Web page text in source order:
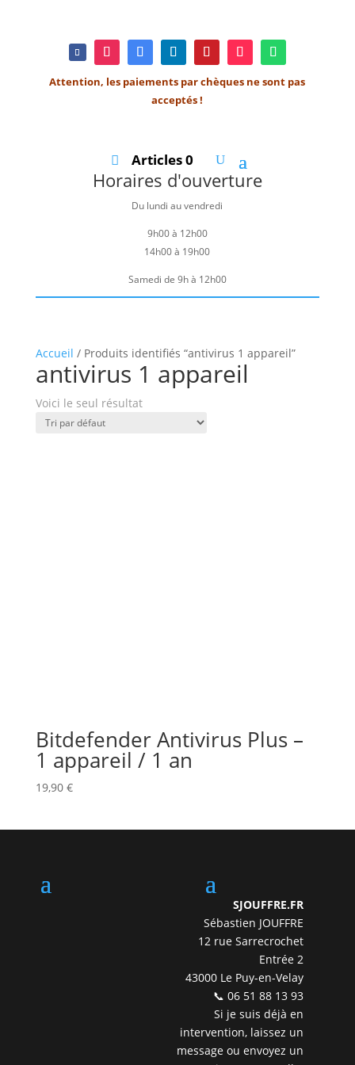
Attention, les paiements par chèques ne sont pas
acceptés !
Articles 0
Horaires d'ouverture
Du lundi au vendredi
9h00 à 12h00
14h00 à 19h00
Samedi de 9h à 12h00
Accueil / Produits identifiés “antivirus 1 appareil”
antivirus 1 appareil
Voici le seul résultat
Bitdefender Antivirus Plus –
1 appareil / 1 an
19,90 €
SJOUFFRE.FR
Sébastien JOUFFRE
12 rue Sarrecrochet
Entrée 2
43000 Le Puy-en-Velay
📞 06 51 88 13 93
Si je suis déjà en
intervention, laissez un
message ou envoyez un